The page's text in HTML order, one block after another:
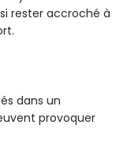
rester accroché à
dans un
provoquer